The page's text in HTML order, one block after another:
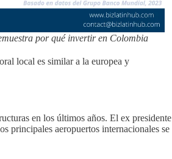
por qué invertir en Colombia
local es similar a la europea y
en los últimos años. El ex presidente
principales aeropuertos internacionales se